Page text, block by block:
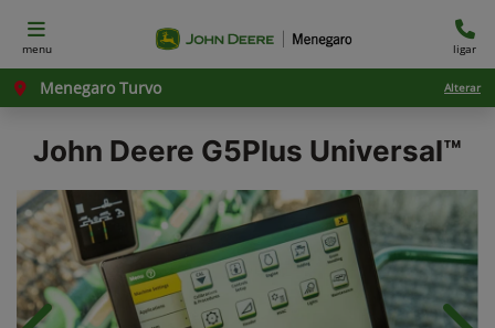
menu ligar
Menegaro Turvo Alterar
John Deere G5Plus Universal™